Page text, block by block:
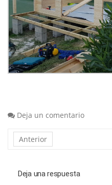
Deja un comentario
Anterior
Deja una respuesta